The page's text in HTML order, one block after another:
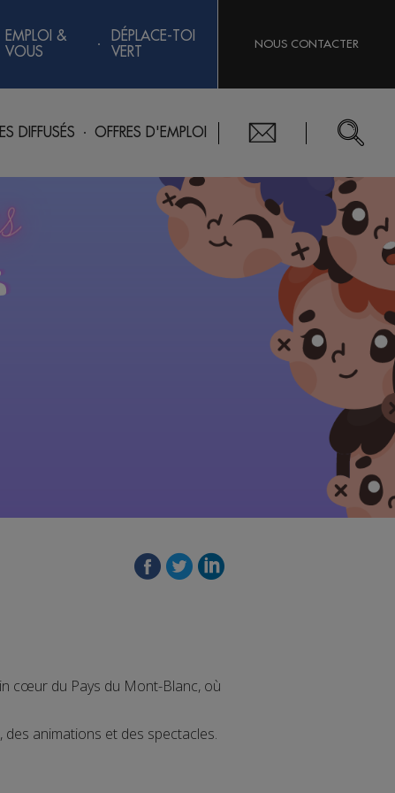
DIFFUSÉS OFFRES D'EMPLOI
EMPLOI &
VOUS
DÉPLACE-TOI
VERT
NOUS CONTACTER
cœur du Pays du Mont-Blanc, où
animations et des spectacles.